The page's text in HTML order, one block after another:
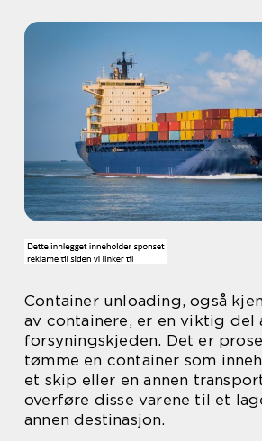
Container unloading, også
av containere, er en viktig del
forsyningskjeden. Det er
tømme en container som
et skip eller en annen
overføre disse varene til et
annen destinasjon.